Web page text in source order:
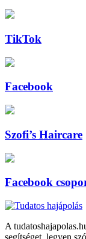
TikTok
Facebook
Szofi’s Haircare
Facebook
A
segítséget, legyen